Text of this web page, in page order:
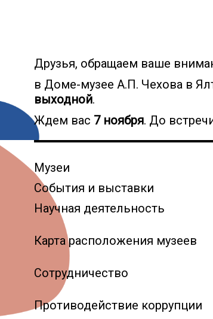
Друзья, обращаем ваше
в Доме-музее А.П. Чехова в
выходной.
Ждем вас 7 ноября. До
Музеи
События и выставки
Научная деятельность
Карта расположения музеев
Сотрудничество
Противодействие коррупции